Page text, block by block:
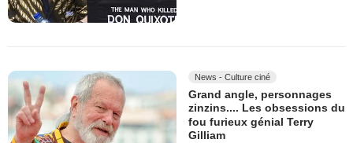
News - Culture ciné
Grand angle, personnages
zinzins.... Les obsessions du
fou furieux génial Terry
Gilliam